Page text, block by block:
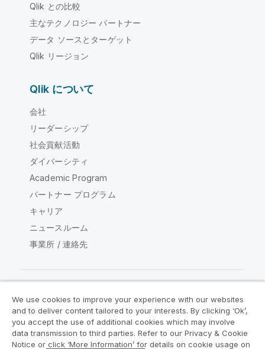
Qlik との比較
主なテクノロジー パートナー
データ ソースとターゲット
Qlik リージョン
Qlik について
会社
リーダーシップ
社会貢献活動
ダイバーシティ
Academic Program
パートナー プログラム
キャリア
ニュースルーム
事業所 / 連絡先
Qlik コミュニティ
法的契約 製品規約
Legal Policies
We use cookies to improve your experience with our websites
and to deliver content tailored to your interests. By clicking ‘Ok’,
you accept the use of additional cookies which may involve
data transmission to third parties. Refer to our Privacy & Cookie
Notice or click ‘More Information’ for details on cookie usage on